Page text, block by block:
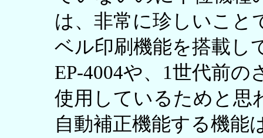
は、非常に珍しいこと
ベル印刷機能を搭載し
EP-4004や、1世代前
使用しているためと思
自動補正機能する機能